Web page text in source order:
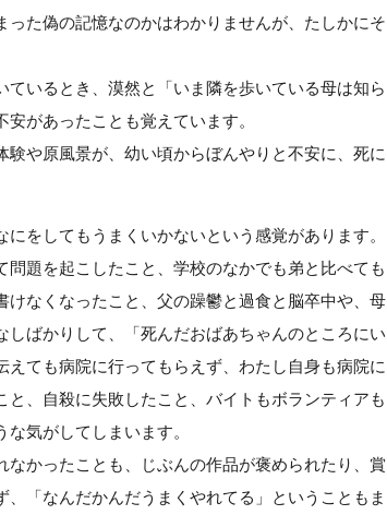
た偽の記憶なのかはわかりませんが、たしかにそ
いるとき、漠然と「いま隣を歩いている母は知ら
があったことも覚えています。
や原風景が、幼い頃からぼんやりと不安に、死に
をしてもうまくいかないという感覚があります。
題を起こしたこと、学校のなかでも弟と比べても
なくなったこと、父の躁鬱と過食と脳卒中や、母
ばかりして、「死んだおばあちゃんのところにい
ても病院に行ってもらえず、わたし自身も病院に
、自殺に失敗したこと、バイトもボランティアも
気がしてしまいます。
かったことも、じぶんの作品が褒められたり、賞
「なんだかんだうまくやれてる」ということもま